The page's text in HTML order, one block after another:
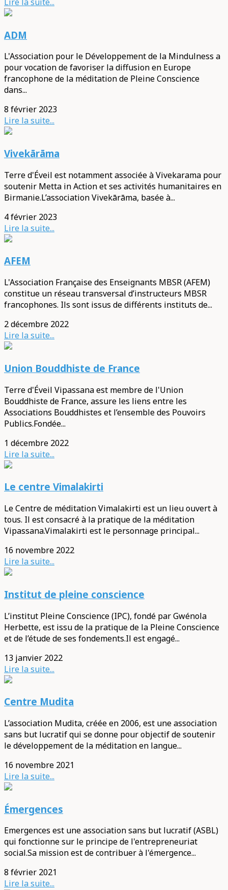
ADM
L'Association pour le Développement de la Mindulness a
pour vocation de favoriser la diffusion en Europe
francophone de la méditation de Pleine Conscience
dans...
8 février 2023
Lire la suite...
Vivekārāma
Terre d'Éveil est notamment associée à Vivekarama pour
soutenir Metta in Action et ses activités humanitaires en
Birmanie.L’association Vivekārāma, basée à...
4 février 2023
Lire la suite...
AFEM
L'Association Française des Enseignants MBSR (AFEM)
constitue un réseau transversal d’instructeurs MBSR
francophones. Ils sont issus de différents instituts de...
2 décembre 2022
Lire la suite...
Union Bouddhiste de France
Terre d'Éveil Vipassana est membre de l'Union
Bouddhiste de France, assure les liens entre les
Associations Bouddhistes et l’ensemble des Pouvoirs
Publics.Fondée...
1 décembre 2022
Lire la suite...
Le centre Vimalakirti
Le Centre de méditation Vimalakirti est un lieu ouvert à
tous. Il est consacré à la pratique de la méditation
Vipassana.Vimalakirti est le personnage principal...
16 novembre 2022
Lire la suite...
Institut de pleine conscience
L’institut Pleine Conscience (IPC), fondé par Gwénola
Herbette, est issu de la pratique de la Pleine Conscience
et de l’étude de ses fondements.Il est engagé...
13 janvier 2022
Lire la suite...
Centre Mudita
L’association Mudita, créée en 2006, est une association
sans but lucratif qui se donne pour objectif de soutenir
le développement de la méditation en langue...
16 novembre 2021
Lire la suite...
Émergences
Emergences est une association sans but lucratif (ASBL)
qui fonctionne sur le principe de l'entrepreneuriat
social.Sa mission est de contribuer à l'émergence...
8 février 2021
Lire la suite...